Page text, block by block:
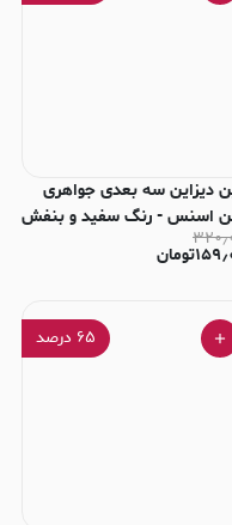
دیزاین سه بعدی جواهری
اسنس - رنگ سفید و بنفش
تومان
۶۵ درصد